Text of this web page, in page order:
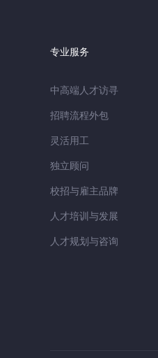
专业服务
中高端人才访寻
招聘流程外包
灵活用工
独立顾问
校招与雇主品牌
人才培训与发展
人才规划与咨询